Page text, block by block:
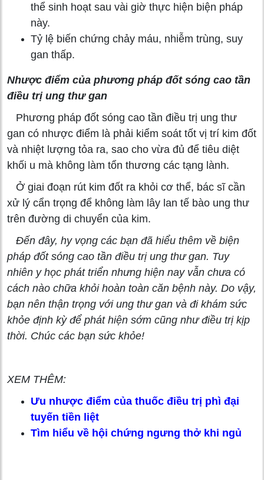
thể sinh hoạt sau vài giờ thực hiện biện pháp
này.
Tỷ lệ biến chứng chảy máu, nhiễm trùng, suy
gan thấp.
Nhược điểm của phương pháp đốt sóng cao tần
điều trị ung thư gan
Phương pháp đốt sóng cao tần điều trị ung thư
gan có nhược điểm là phải kiểm soát tốt vị trí kim đốt
và nhiệt lượng tỏa ra, sao cho vừa đủ để tiêu diệt
khối u mà không làm tổn thương các tạng lành.
Ở giai đoạn rút kim đốt ra khỏi cơ thể, bác sĩ cần
xử lý cẩn trọng để không làm lây lan tế bào ung thư
trên đường di chuyển của kim.
Đến đây, hy vọng các bạn đã hiểu thêm về biện
pháp đốt sóng cao tần điều trị ung thư gan. Tuy
nhiên y học phát triển nhưng hiện nay vẫn chưa có
cách nào chữa khỏi hoàn toàn căn bệnh này. Do vậy,
bạn nên thận trọng với ung thư gan và đi khám sức
khỏe định kỳ để phát hiện sớm cũng như điều trị kịp
thời. Chúc các bạn sức khỏe!
XEM THÊM:
Ưu nhược điểm của thuốc điều trị phì đại
tuyến tiền liệt
Tìm hiểu về hội chứng ngưng thở khi ngủ